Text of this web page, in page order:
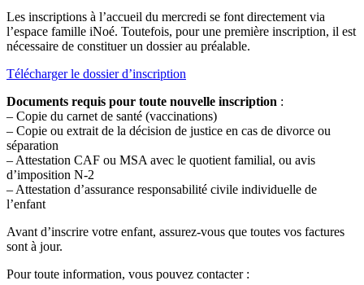
Les inscriptions à l’accueil du mercredi se font directement via
l’espace famille iNoé. Toutefois, pour une première inscription, il est
nécessaire de constituer un dossier au préalable.
Télécharger le dossier d’inscription
Documents requis pour toute nouvelle inscription :
– Copie du carnet de santé (vaccinations)
– Copie ou extrait de la décision de justice en cas de divorce ou
séparation
– Attestation CAF ou MSA avec le quotient familial, ou avis
d’imposition N-2
– Attestation d’assurance responsabilité civile individuelle de
l’enfant
Avant d’inscrire votre enfant, assurez-vous que toutes vos factures
sont à jour.
Pour toute information, vous pouvez contacter :